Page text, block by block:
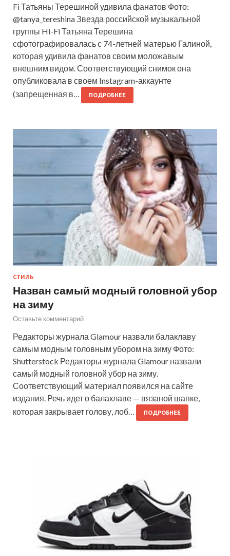
Fi Татьяны Терешиной удивила фанатов Фото:
@tanya_tereshina Звезда российской музыкальной
группы Hi-Fi Татьяна Терешина
сфотографировалась с 74-летней матерью Галиной,
которая удивила фанатов своим моложавым
внешним видом. Соответствующий снимок она
опубликовала в своем Instagram-аккаунте
(запрещенная в…
ПОДРОБНЕЕ
СТИЛЬ
Назван самый модный головной убор
на зиму
Оставьте комментарий
Редакторы журнала Glamour назвали балаклаву
самым модным головным убором на зиму Фото:
Shutterstock Редакторы журнала Glamour назвали
самый модный головной убор на зиму.
Соответствующий материал появился на сайте
издания. Речь идет о балаклаве — вязаной шапке,
которая закрывает голову, лоб…
ПОДРОБНЕЕ